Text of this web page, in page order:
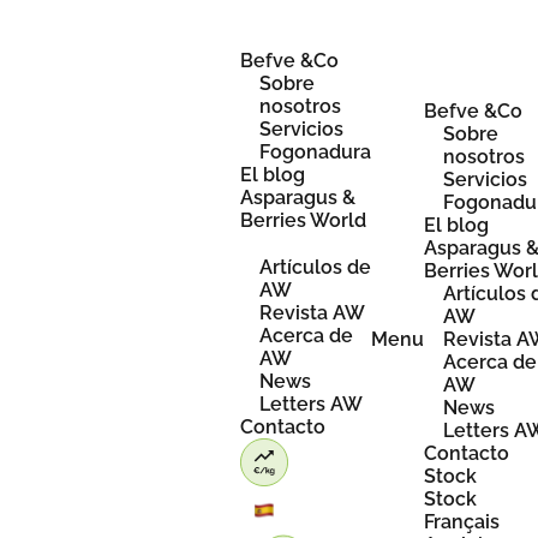
Befve &Co
Sobre
nosotros
Servicios
Fogonadura
El blog
Asparagus &
Berries World
Artículos de
AW
Revista AW
Acerca de
AW
News
Letters AW
Contacto
Menu
Befve &Co
Sobre
nosotros
Servicios
El blog
Asparagus
Berries
Artículos
AW
Revista
Acerca de
AW
News
Letters
Contacto
Stock
Stock
Français